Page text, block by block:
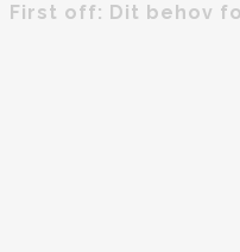
First off: Dit behov